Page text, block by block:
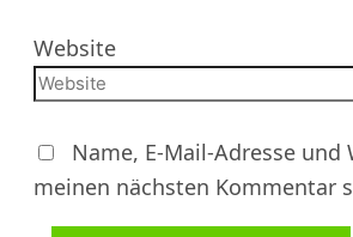
Website
Name, E-Mail-Adresse
meinen nächsten Kommentar